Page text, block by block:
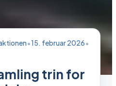
•15. februar 2026•
trin for